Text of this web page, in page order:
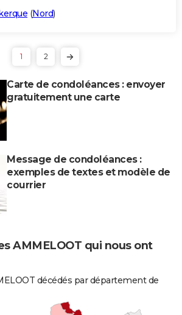
(Nord)
1 2
Carte de condoléances : envoyer
gratuitement une carte
Message de condoléances :
exemples de textes et modèle de
courrier
AMMELOOT qui nous ont
décédés par département de